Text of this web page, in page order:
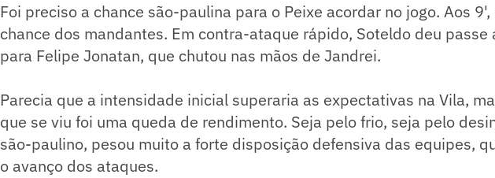
Foi preciso a chance são-paulina para o Peixe acordar no jogo. Aos
chance dos mandantes. Em contra-ataque rápido, Soteldo deu passe
para Felipe Jonatan, que chutou nas mãos de Jandrei.
Parecia que a intensidade inicial superaria as expectativas na Vila,
que se viu foi uma queda de rendimento. Seja pelo frio, seja pelo
são-paulino, pesou muito a forte disposição defensiva das equipes,
o avanço dos ataques.